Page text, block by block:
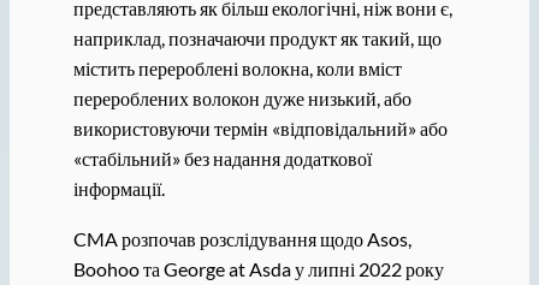
представляють як більш екологічні, ніж вони є,
наприклад, позначаючи продукт як такий, що
містить перероблені волокна, коли вміст
перероблених волокон дуже низький, або
використовуючи термін «відповідальний» або
«стабільний» без надання додаткової
інформації.
CMA розпочав розслідування щодо Asos,
Boohoo та George at Asda у липні 2022 року